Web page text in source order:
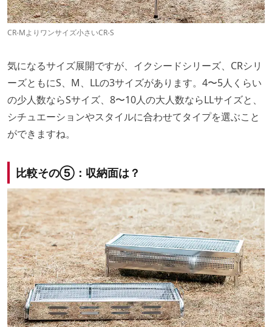
CR-Mよりワンサイズ小さいCR-S
気になるサイズ展開ですが、イクシードシリーズ、CRシリ
ーズともにS、M、LLの3サイズがあります。4〜5人くらい
の少人数ならSサイズ、8〜10人の大人数ならLLサイズと、
シチュエーションやスタイルに合わせてタイプを選ぶこと
ができますね。
比較その⑤：収納面は？